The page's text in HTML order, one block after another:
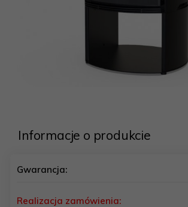
Informacje o produkcie
Gwarancja:
Realizacja zamówienia: